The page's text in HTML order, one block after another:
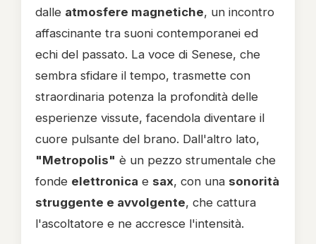
dalle atmosfere magnetiche, un incontro
affascinante tra suoni contemporanei ed
echi del passato. La voce di Senese, che
sembra sfidare il tempo, trasmette con
straordinaria potenza la profondità delle
esperienze vissute, facendola diventare il
cuore pulsante del brano. Dall'altro lato,
"Metropolis" è un pezzo strumentale che
fonde elettronica e sax, con una sonorità
struggente e avvolgente, che cattura
l'ascoltatore e ne accresce l'intensità.